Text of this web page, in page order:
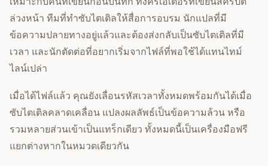
ล่วงหน้า ทีมที่ทำซับไตเติลให้สื่อการอบรม นักแปลที่มี
ข้อความปลายทางอยู่แล้วและต้องส่งกลับเป็นซับไตเติลที่มี
เวลา และนักตัดต่อที่อยากเริ่มจากไฟล์ที่พอใช้ได้แทนไทม์
ไลน์เปล่า
เมื่อได้ไฟล์แล้ว คุณยังเลื่อนรหัสเวลาทั้งหมดพร้อมกันได้เมื่อ
ซับไตเติลคลาดเคลื่อน แปลงผลลัพธ์เป็นข้อความล้วน หรือ
รวมหลายส่วนเข้าเป็นแทร็กเดียว ทั้งหมดนี้เป็นเครื่องมือฟรี
แยกต่างหากในหมวดเดียวกัน